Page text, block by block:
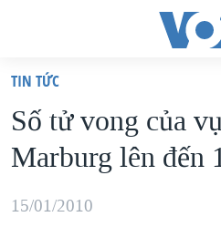
truy
cập
Tới
dung
VIỆT NAM
HOA KỲ
BIỂN ĐÔNG
TIN TỨC
Số tử vong của
Marburg lên đến
15/01/2010